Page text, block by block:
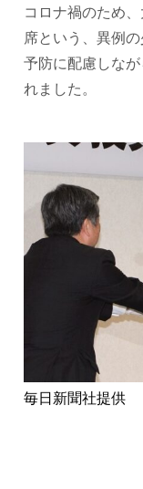
コロナ禍のため
席という、異例
予防に配慮しな
れました。
毎日新聞社提供